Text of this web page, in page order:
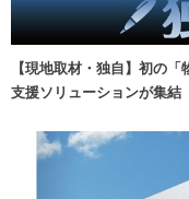
【現地取材・独自】初の
支援ソリューションが集結